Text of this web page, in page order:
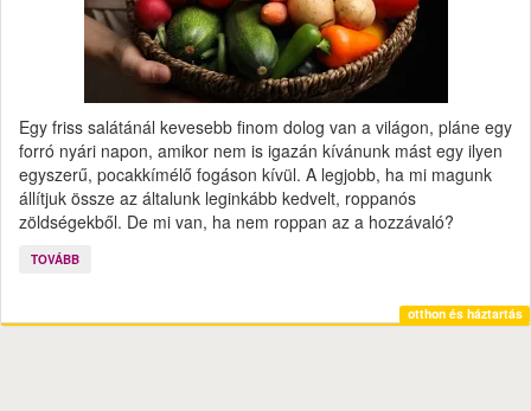
Egy friss salátánál kevesebb finom dolog van a világon, pláne egy
forró nyári napon, amikor nem is igazán kívánunk mást egy ilyen
egyszerű, pocakkímélő fogáson kívül. A legjobb, ha mi magunk
állítjuk össze az általunk leginkább kedvelt, roppanós
zöldségekből. De mi van, ha nem roppan az a hozzávaló?
TOVÁBB
otthon és háztartás